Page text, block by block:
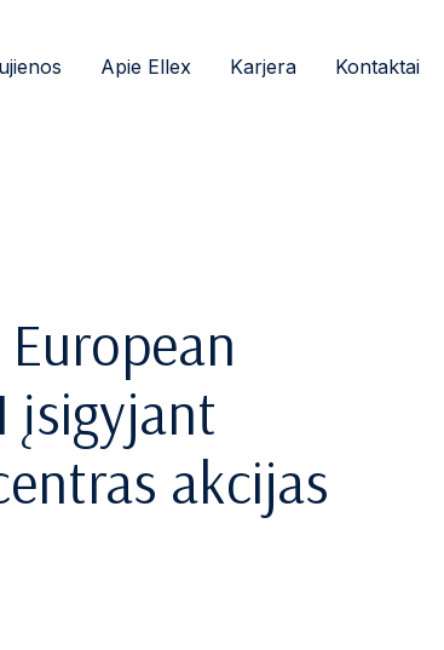
Apie Ellex Karjera Kontaktai
įsigyjant
akcijas